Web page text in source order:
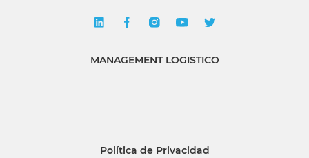
MANAGEMENT LOGISTICO
Política de Privacidad